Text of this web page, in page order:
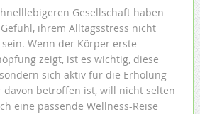
Gesellschaft haben
ihrem Alltagsstress nicht
Wenn der Körper erste
zeigt, ist es wichtig, diese
sich aktiv für die Erholung
davon betroffen ist, will nicht selten
eine passende Wellness-Reise